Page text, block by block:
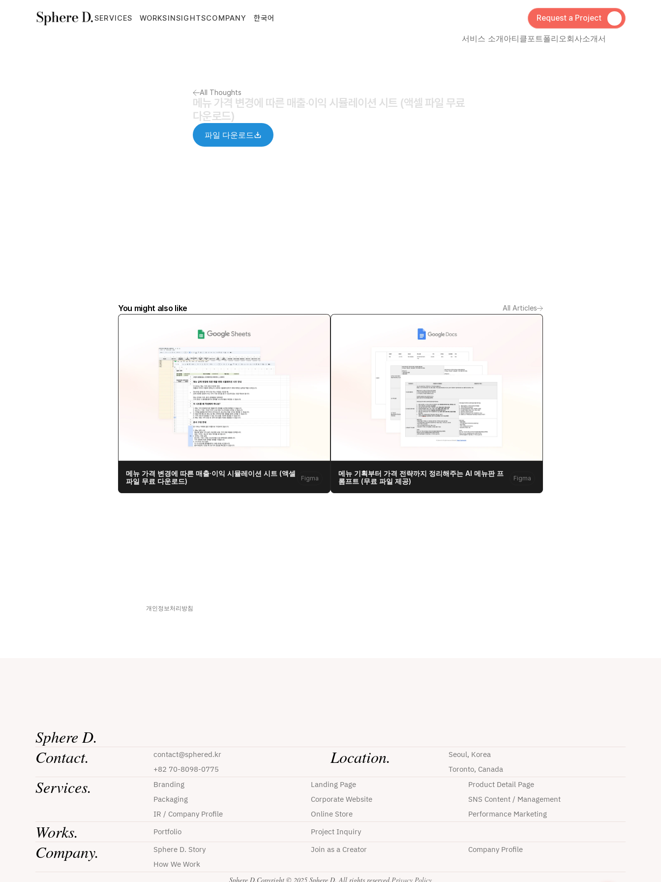
SERVICES WORKSINSIGHTSCOMPANY 한국어 Request a Project
서비스 소개아티클포트폴리오회사소개서
All Thoughts
메뉴 가격 변경에 따른 매출·이익 시뮬레이션 시트 (액셀 파일 무료
다운로드)
파일 다운로드
You might also like All Articles
메뉴 가격 변경에 따른 매출·이익 시뮬레이션 시트 (액셀
파일 무료 다운로드)
Figma
메뉴 기획부터 가격 전략까지 정리해주는 AI 메뉴판 프
롬프트 (무료 파일 제공)
Figma
개인정보처리방침
Sphere D.
Contact.
contact@sphered.kr
+82 70-8098-0775
Location.
Seoul, Korea
Toronto, Canada
Services.
Branding
Packaging
IR / Company Profile
Landing Page
Corporate Website
Online Store
Product Detail Page
SNS Content / Management
Performance Marketing
Works. Portfolio Project Inquiry
Company.
Sphere D. Story
How We Work
Join as a Creator Company Profile
Sphere D.Copyright © 2025 Sphere D. All rights reserved.Privacy Policy